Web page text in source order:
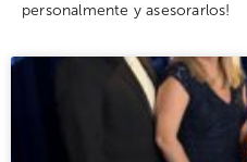
personalmente y asesorarlos!